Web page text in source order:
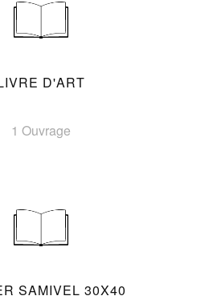
D'ART
1 Ouvrage
SAMIVEL 30X40